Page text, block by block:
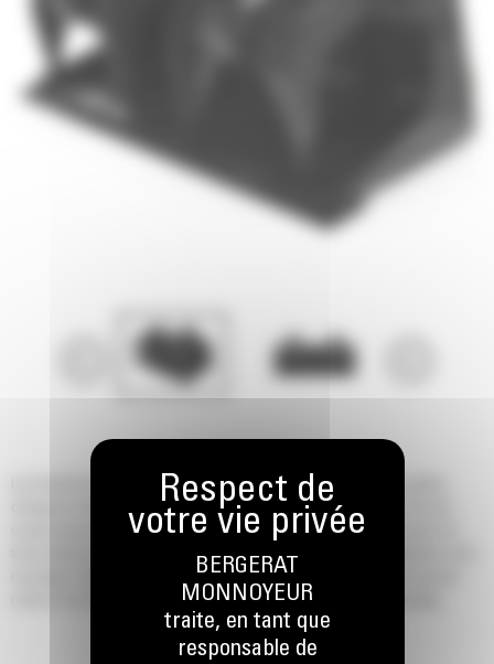
Les fourches à grappin industrielles Cat® pour chargeurs compacts rigides,
chargeurs à chaînes compacts et chargeuses sur pneus compactes Cat sont
conçus pour manipuler les objets volumineux et de forme irrégulière que l'on
trouve dans les secteurs de la démolition, de l'industrie, de la construction et du
rochers, les brosses, les débris industriels, de démolition et de recyclage.
BERGERAT
MONNOYEUR
traite, en tant que
responsable de